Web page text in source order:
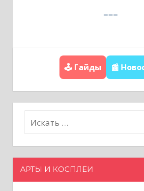
з
и
с
🕹️ Гайды 📰
АРТЫ И КОСПЛЕИ